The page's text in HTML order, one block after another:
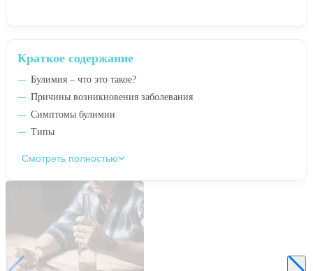
Краткое содержание
Булимия – что это такое?
Причины возникновения заболевания
Симптомы булимии
Типы
Смотреть полностью